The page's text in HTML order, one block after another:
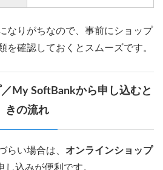
なりがちなので、事前にショップ
を確認しておくとスムーズです。
My SoftBankから申し込むと
きの流れ
らい場合は、 オンラインショップ
し込みが便利です。